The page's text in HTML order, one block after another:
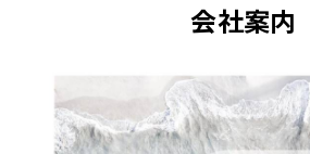
会社案内